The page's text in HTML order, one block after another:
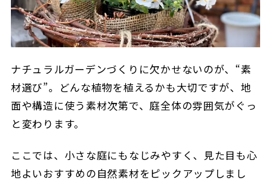
ナチュラルガーデンづくりに欠かせないのが、“素
材選び”。
どんな植物を植えるかも大切ですが、地
面や構造に使う素材次第で、庭全体の雰囲気がぐっ
と変わります。
ここでは、小さな庭にもなじみやすく、見た目も心
地よいおすすめの自然素材をピックアップしまし